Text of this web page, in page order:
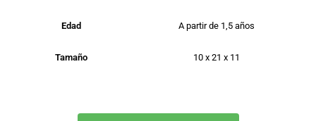
Edad A partir de 1,5 años
Tamaño 10 x 21 x 11